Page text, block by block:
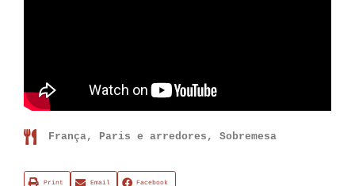
França, Paris e arredores , Sobremesa
Print Email Facebook